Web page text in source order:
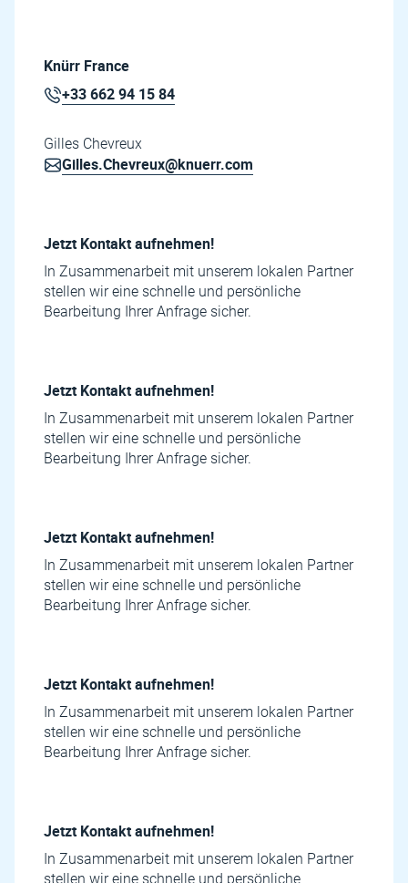
Knürr France
+33 662 94 15 84
Gilles Chevreux
Gilles.Chevreux@knuerr.com
Jetzt Kontakt aufnehmen!
In Zusammenarbeit mit unserem lokalen Partner
stellen wir eine schnelle und persönliche
Bearbeitung Ihrer Anfrage sicher.
Jetzt Kontakt aufnehmen!
In Zusammenarbeit mit unserem lokalen Partner
stellen wir eine schnelle und persönliche
Bearbeitung Ihrer Anfrage sicher.
Jetzt Kontakt aufnehmen!
In Zusammenarbeit mit unserem lokalen Partner
stellen wir eine schnelle und persönliche
Bearbeitung Ihrer Anfrage sicher.
Jetzt Kontakt aufnehmen!
In Zusammenarbeit mit unserem lokalen Partner
stellen wir eine schnelle und persönliche
Bearbeitung Ihrer Anfrage sicher.
Jetzt Kontakt aufnehmen!
In Zusammenarbeit mit unserem lokalen Partner
stellen wir eine schnelle und persönliche